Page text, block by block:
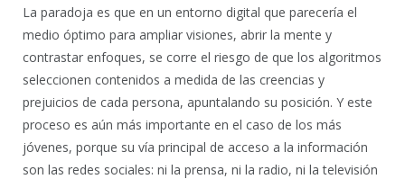
La paradoja es que en un entorno digital que parecería el
medio óptimo para ampliar visiones, abrir la mente y
contrastar enfoques, se corre el riesgo de que los algoritmos
seleccionen contenidos a medida de las creencias y
prejuicios de cada persona, apuntalando su posición. Y este
proceso es aún más importante en el caso de los más
jóvenes, porque su vía principal de acceso a la información
son las redes sociales: ni la prensa, ni la radio, ni la televisión